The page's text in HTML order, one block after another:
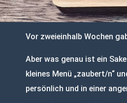
Vor zweieinhalb Wochen
Aber was genau ist ein
kleines Menü „zaubert/n“
persönlich und in einer